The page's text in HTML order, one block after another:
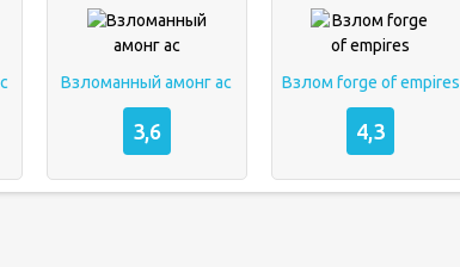
Взломанный амонг ас
3,6
Взлом forge of empires
4,3